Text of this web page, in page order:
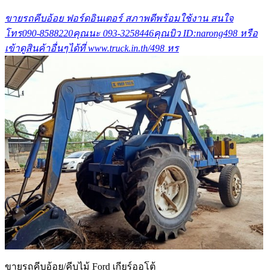
ขายรถคีบอ้อย ฟอร์ดอินเตอร์ สภาพดีพร้อมใช้งาน สนใจ
โทร090-8588220คุณนะ 093-3258446คุณบิว ID:narong498 หรือ
เข้าดูสินค้าอื่นๆได้ที่ www.truck.in.th/498 หร
ขายรถคีบอ้อย/คีบไม้ Ford เกียร์ออโต้